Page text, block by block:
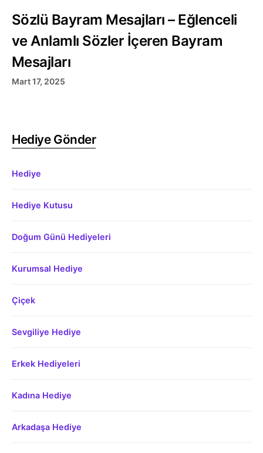
Sözlü Bayram Mesajları – Eğlenceli
ve Anlamlı Sözler İçeren Bayram
Mesajları
Mart 17, 2025
Hediye Gönder
Hediye
Hediye Kutusu
Doğum Günü Hediyeleri
Kurumsal Hediye
Çiçek
Sevgiliye Hediye
Erkek Hediyeleri
Kadına Hediye
Arkadaşa Hediye